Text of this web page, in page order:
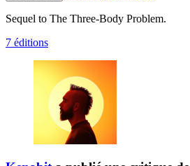
Sequel to The Three-Body Problem.
7 éditions